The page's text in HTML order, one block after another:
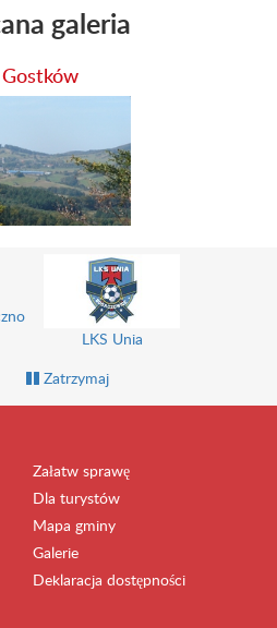
galeria
LKS Unia
Zatrzymaj
Załatw sprawę
Dla turystów
Mapa gminy
Galerie
Deklaracja dostępności